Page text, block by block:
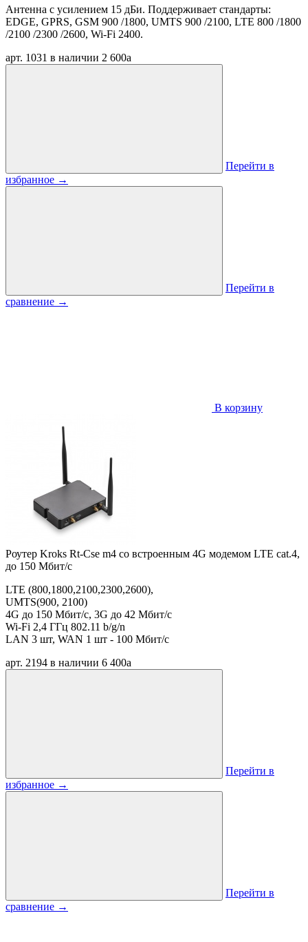
Антенна с усилением 15 дБи. Поддерживает стандарты:
EDGE, GPRS, GSM 900 /1800, UMTS 900 /2100, LTE 800 /1800
/2100 /2300 /2600, Wi-Fi 2400.
арт. 1031 в наличии 2 600a
Перейти в
избранное →
Перейти в
сравнение →
В корзину
Роутер Kroks Rt-Cse m4 со встроенным 4G модемом LTE cat.4,
до 150 Мбит/с
LTE (800,1800,2100,2300,2600),
UMTS(900, 2100)
4G до 150 Мбит/с, 3G до 42 Мбит/с
Wi-Fi 2,4 ГГц 802.11 b/g/n
LAN 3 шт, WAN 1 шт - 100 Мбит/с
арт. 2194 в наличии 6 400a
Перейти в
избранное →
Перейти в
сравнение →